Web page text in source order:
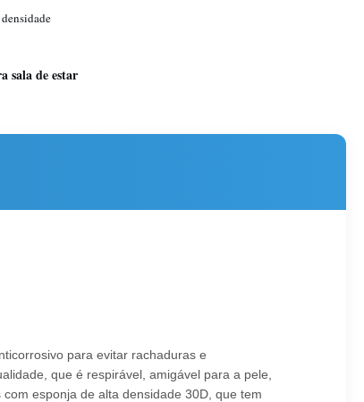
sala de estar
para evitar rachaduras e
que é respirável, amigável para a pele,
esponja de alta densidade 30D, que tem